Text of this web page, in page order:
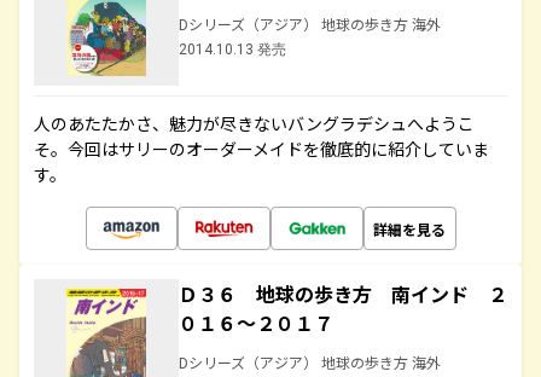
Dシリーズ（アジア） 地球の歩き方 海外
2014.10.13 発売
人のあたたかさ、魅力が尽きないバングラデシュへようこ
そ。今回はサリーのオーダーメイドを徹底的に紹介していま
す。
詳細を見る
Ｄ３６ 地球の歩き方 南インド ２
０１６～２０１７
Dシリーズ（アジア） 地球の歩き方 海外